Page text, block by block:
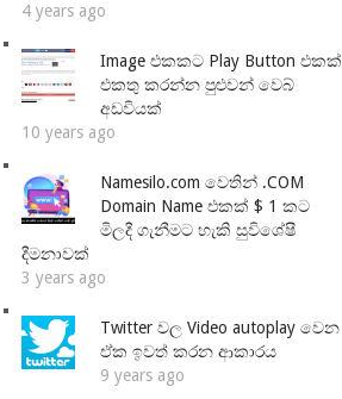
4 years ago
Image එකකට Play Button එකක්
එකතු කරන්න පුළුවන් වෙබ්
අඩවියක්
10 years ago
Namesilo.com වෙතින් .COM
Domain Name එකක් $ 1 කට
මිලදී ගැනීමට හැකි සුවිශේෂී
දීමනාවක්
3 years ago
Twitter වල Video autoplay වෙන
ඒක ඉවත් කරන ආකාරය
9 years ago